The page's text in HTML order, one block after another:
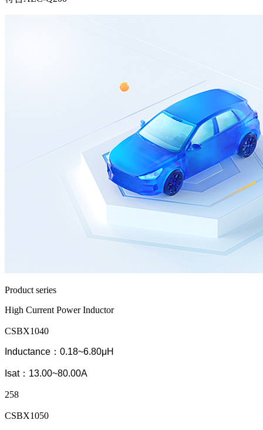
Product series
High Current Power Inductor
CSBX1040
Inductance：0.18~6.80μH
Isat：13.00~80.00A
258
CSBX1050